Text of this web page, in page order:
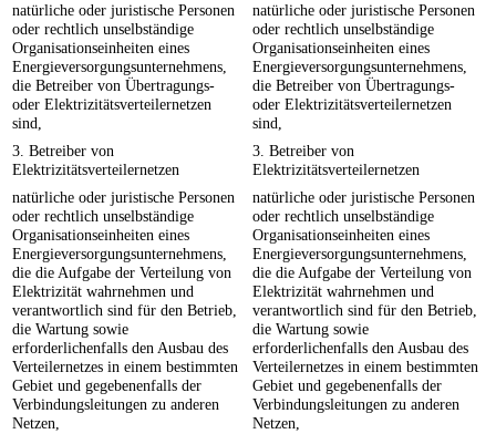
natürliche oder juristische Personen
oder rechtlich unselbständige
Organisationseinheiten eines
Energieversorgungsunternehmens,
die Betreiber von Übertragungs-
oder Elektrizitätsverteilernetzen
sind,
natürliche oder juristische Personen
oder rechtlich unselbständige
Organisationseinheiten eines
Energieversorgungsunternehmens,
die Betreiber von Übertragungs-
oder Elektrizitätsverteilernetzen
sind,
3. Betreiber von
Elektrizitätsverteilernetzen
3. Betreiber von
Elektrizitätsverteilernetzen
natürliche oder juristische Personen
oder rechtlich unselbständige
Organisationseinheiten eines
Energieversorgungsunternehmens,
die die Aufgabe der Verteilung von
Elektrizität wahrnehmen und
verantwortlich sind für den Betrieb,
die Wartung sowie
erforderlichenfalls den Ausbau des
Verteilernetzes in einem bestimmten
Gebiet und gegebenenfalls der
Verbindungsleitungen zu anderen
Netzen,
natürliche oder juristische Personen
oder rechtlich unselbständige
Organisationseinheiten eines
Energieversorgungsunternehmens,
die die Aufgabe der Verteilung von
Elektrizität wahrnehmen und
verantwortlich sind für den Betrieb,
die Wartung sowie
erforderlichenfalls den Ausbau des
Verteilernetzes in einem bestimmten
Gebiet und gegebenenfalls der
Verbindungsleitungen zu anderen
Netzen,